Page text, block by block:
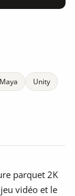
Maya
Unity
parquet 2K
vidéo et le